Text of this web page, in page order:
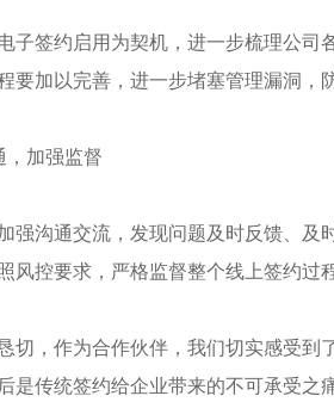
子签约启用为契机，进一步梳理公司
要加以完善，进一步堵塞管理漏洞，
，加强监督
强沟通交流，发现问题及时反馈、及
风控要求，严格监督整个线上签约过程
切，作为合作伙伴，我们切实感受到
是传统签约给企业带来的不可承受之痛